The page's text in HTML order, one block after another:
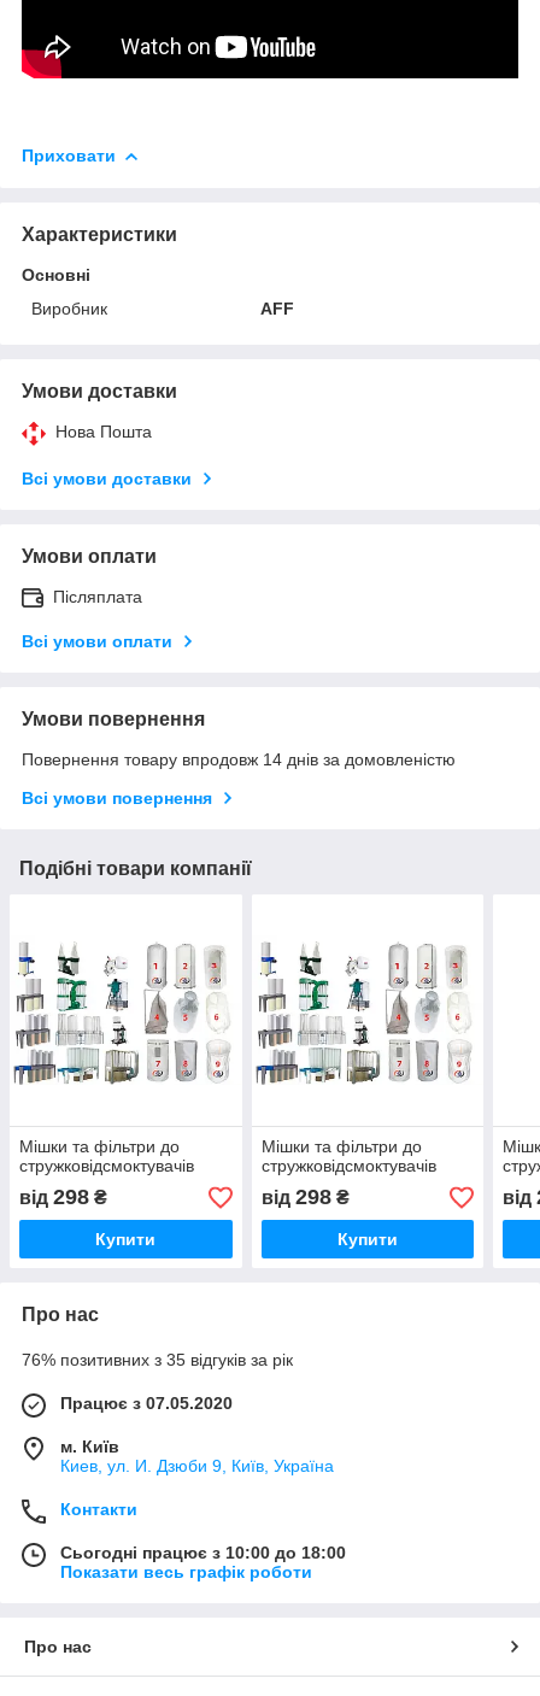
Приховати
Характеристики
Основні
Виробник
AFF
Умови доставки
Нова Пошта
Всі умови доставки
Умови оплати
Післяплата
Всі умови оплати
Умови повернення
Повернення товару впродовж 14 днів за домовленістю
Всі умови повернення
Подібні товари компанії
Мішки та фільтри до
стружковідсмоктувачів
від 298 ₴
Купити
Мішки та фільтри до
стружковідсмоктувачів
від 298₴
Купити
від
Про нас
76% позитивних з 35 відгуків за рік
Працює з 07.05.2020
м. Київ
Киев, ул. И. Дзюби 9, Київ, Україна
Контакти
Сьогодні працює з 10:00 до 18:00
Показати весь графік роботи
Про нас